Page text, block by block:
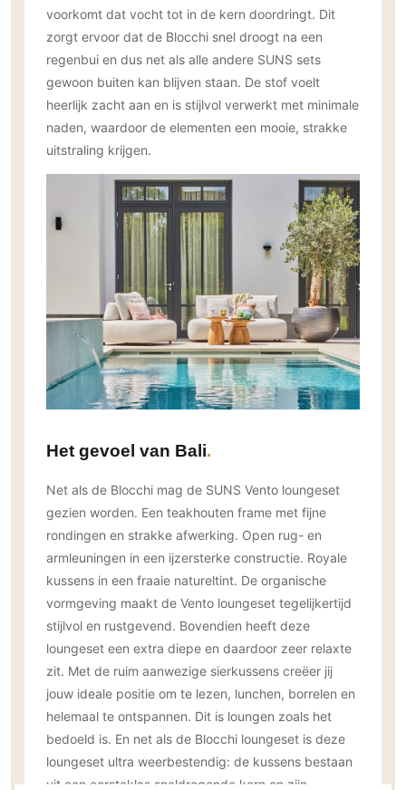
Gietvloeren
Houten vloeren
Natuursteen en keramiek vloeren
Vloerkleden
Afwerking
Wandafwerking
Behang / Wandtextiel
Natuursteen en keramiek
Stucwerk
Technologie
Thuisbioscoop
Domotica
Mirror TV
Fitnessapparatuur
Overig
Aannemers Interieur
Binnenzwembaden
Wellness
Wijnkelder en wijnkasten
voorkomt dat vocht tot in de kern doordringt. Dit
zorgt ervoor dat de Blocchi snel droogt na een
regenbui en dus net als alle andere SUNS sets
gewoon buiten kan blijven staan. De stof voelt
heerlijk zacht aan en is stijlvol verwerkt met minimale
naden, waardoor de elementen een mooie, strakke
uitstraling krijgen.
Het gevoel van Bali
Net als de Blocchi mag de SUNS Vento loungeset
gezien worden. Een teakhouten frame met fijne
rondingen en strakke afwerking. Open rug- en
armleuningen in een ijzersterke constructie. Royale
kussens in een fraaie natureltint. De organische
vormgeving maakt de Vento loungeset tegelijkertijd
stijlvol en rustgevend. Bovendien heeft deze
loungeset een extra diepe en daardoor zeer relaxte
zit. Met de ruim aanwezige sierkussens creëer jij
jouw ideale positie om te lezen, lunchen, borrelen en
helemaal te ontspannen. Dit is loungen zoals het
bedoeld is. En net als de Blocchi loungeset is deze
loungeset ultra weerbestendig: de kussens bestaan
uit een eersteklas sneldrogende kern en zijn